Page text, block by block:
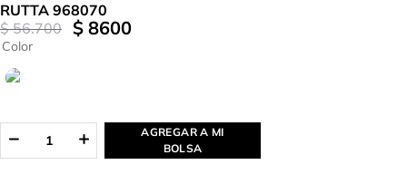
RUTTA 968070
$ 56.700 $ 8600
Color
AGREGAR A MI
BOLSA